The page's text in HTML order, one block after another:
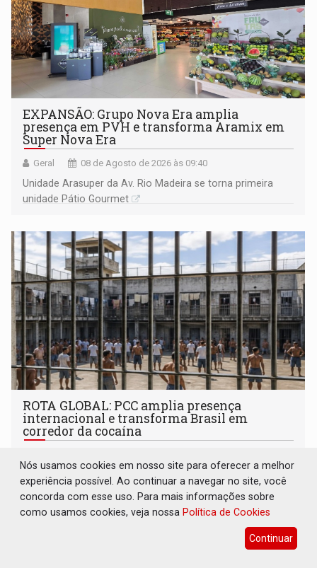
EXPANSÃO: Grupo Nova Era amplia
presença em PVH e transforma Aramix em
Super Nova Era
Geral 08 de Agosto de 2026 às 09:40
Unidade Arasuper da Av. Rio Madeira se torna primeira
unidade Pátio Gourmet
ROTA GLOBAL: PCC amplia presença
internacional e transforma Brasil em
corredor da cocaína
Rondônia está no mapa do roteiro da cocaína que
abastece a Europa e a África
Nós usamos cookies em nosso site para oferecer a melhor
experiência possível. Ao continuar a navegar no site, você
concorda com esse uso. Para mais informações sobre
como usamos cookies, veja nossa Política de Cookies
Continuar